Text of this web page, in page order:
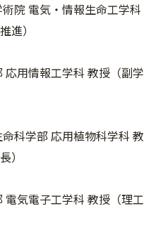
院 電気・情報生命工学科
進）
応用情報工学科 教授（副学
科学部 応用植物科学科 教
）
電気電子工学科 教授（理工